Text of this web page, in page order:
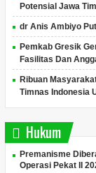
Potensial Jawa
dr Anis Ambiyo
Pemkab Gresik
Fasilitas Dan
Ribuan
Timnas Indonesia
Hukum
Premanisme
Operasi Pekat II